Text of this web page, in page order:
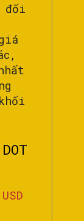
đối